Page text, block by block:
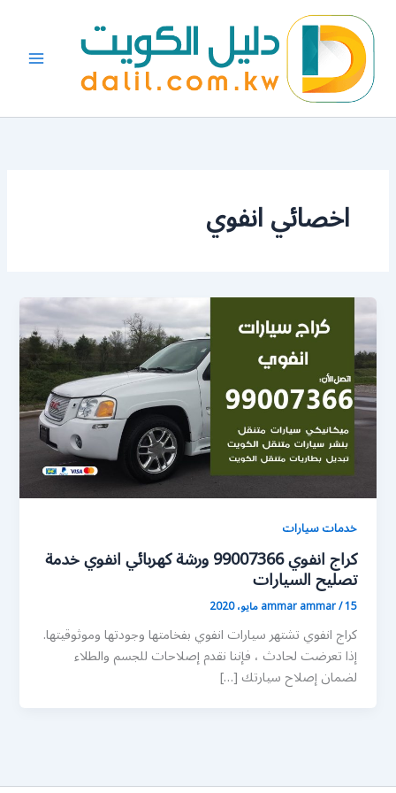
المحتوى
اخصائي انفوي
خدمات سيارات
كراج انفوي 99007366 ورشة كهربائي انفوي خدمة
تصليح السيارات
ammar ammar/15 مايو، 2020
كراج انفوي تشتهر سيارات انفوي بفخامتها وجودتها وموثوقيتها.
إذا تعرضت لحادث ، فإننا نقدم إصلاحات للجسم والطلاء
لضمان إصلاح سيارتك […]